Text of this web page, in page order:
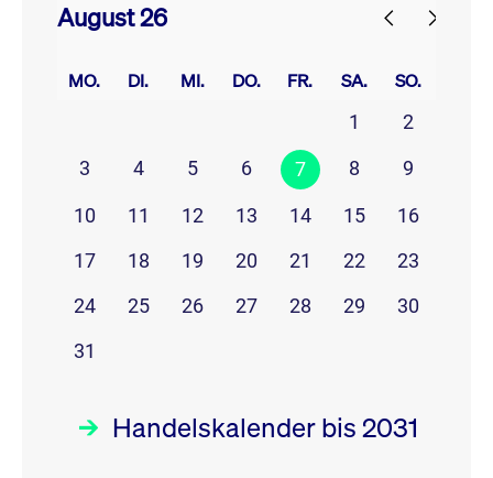
August 26
MO. DI. MI. DO. FR. SA. SO.
1
2
3
4 5 6 7 8 9
10 11 12 13 14 15
16
17
18 19 20 21 22
23
24
25 26 27 28 29
30
31
Handelskalender bis 2031